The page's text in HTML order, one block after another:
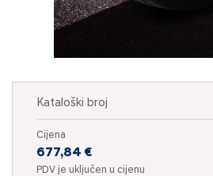
Kataloški broj
Cijena
677,84 €
PDV je uključen u cijenu